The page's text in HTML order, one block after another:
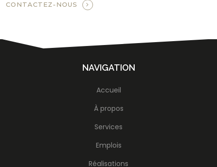
CONTACTEZ-NOUS
NAVIGATION
Accueil
À propos
Services
Emplois
Réalisations